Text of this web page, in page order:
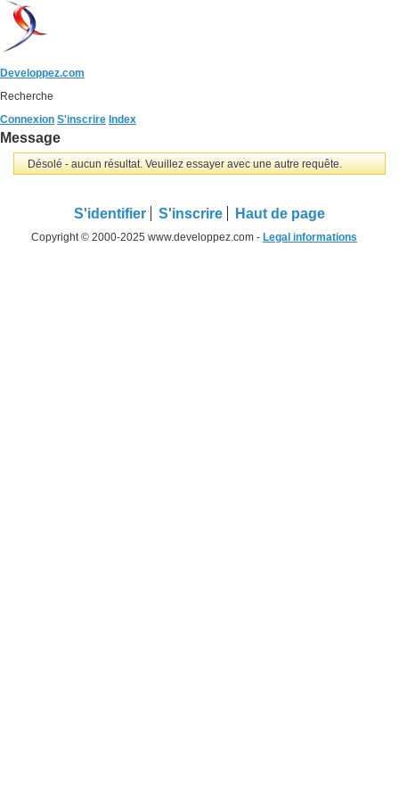
Developpez.com
Recherche
Connexion S'inscrire Index
Message
Désolé - aucun résultat. Veuillez essayer avec une autre requête.
S'identifier S'inscrire Haut de page
Copyright © 2000-2025 www.developpez.com - Legal informations